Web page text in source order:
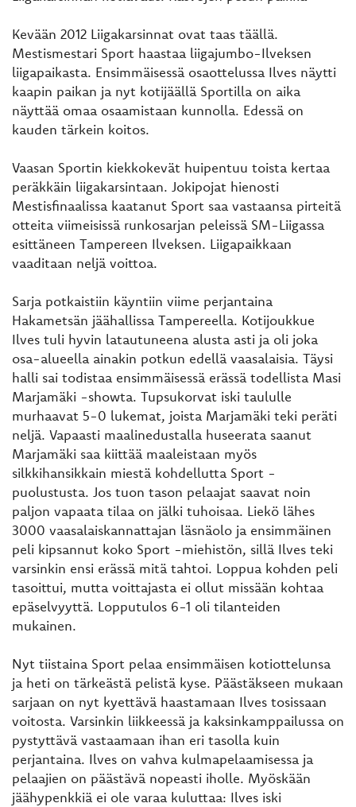
Kevään 2012 Liigakarsinnat ovat taas täällä.
Mestismestari Sport haastaa liigajumbo-Ilveksen
liigapaikasta. Ensimmäisessä osaottelussa Ilves näytti
kaapin paikan ja nyt kotijäällä Sportilla on aika
näyttää omaa osaamistaan kunnolla. Edessä on
kauden tärkein koitos.
Vaasan Sportin kiekkokevät huipentuu toista kertaa
peräkkäin liigakarsintaan. Jokipojat hienosti
Mestisfinaalissa kaatanut Sport saa vastaansa pirteitä
otteita viimeisissä runkosarjan peleissä SM-Liigassa
esittäneen Tampereen Ilveksen. Liigapaikkaan
vaaditaan neljä voittoa.
Sarja potkaistiin käyntiin viime perjantaina
Hakametsän jäähallissa Tampereella. Kotijoukkue
Ilves tuli hyvin latautuneena alusta asti ja oli joka
osa-alueella ainakin potkun edellä vaasalaisia. Täysi
halli sai todistaa ensimmäisessä erässä todellista Masi
Marjamäki -showta. Tupsukorvat iski taululle
murhaavat 5-0 lukemat, joista Marjamäki teki peräti
neljä. Vapaasti maalinedustalla huseerata saanut
Marjamäki saa kiittää maaleistaan myös
silkkihansikkain miestä kohdellutta Sport -
puolustusta. Jos tuon tason pelaajat saavat noin
paljon vapaata tilaa on jälki tuhoisaa. Liekö lähes
3000 vaasalaiskannattajan läsnäolo ja ensimmäinen
peli kipsannut koko Sport -miehistön, sillä Ilves teki
varsinkin ensi erässä mitä tahtoi. Loppua kohden peli
tasoittui, mutta voittajasta ei ollut missään kohtaa
epäselvyyttä. Lopputulos 6-1 oli tilanteiden
mukainen.
Nyt tiistaina Sport pelaa ensimmäisen kotiottelunsa
ja heti on tärkeästä pelistä kyse. Päästäkseen mukaan
sarjaan on nyt kyettävä haastamaan Ilves tosissaan
voitosta. Varsinkin liikkeessä ja kaksinkamppailussa on
pystyttävä vastaamaan ihan eri tasolla kuin
perjantaina. Ilves on vahva kulmapelaamisessa ja
pelaajien on päästävä nopeasti iholle. Myöskään
jäähypenkkiä ei ole varaa kuluttaa: Ilves iski